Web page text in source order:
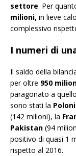
settore. Per
milioni, in lieve
complessivo
I numeri di
Il saldo della
per oltre 950
paragonato a
sono stati la
(142 milioni), la
Pakistan (94
positivo di quasi 1
rispetto al 2016.